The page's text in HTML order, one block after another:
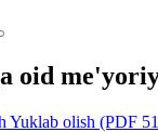
oid
Yuklab olish (PDF